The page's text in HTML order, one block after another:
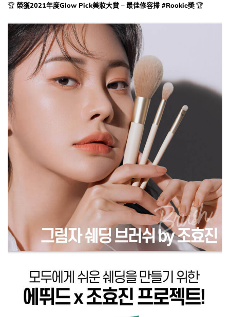
🏆 榮獲2021年度Glow Pick美妝大賞 – 最佳修容掃 #Rookie奬🏆